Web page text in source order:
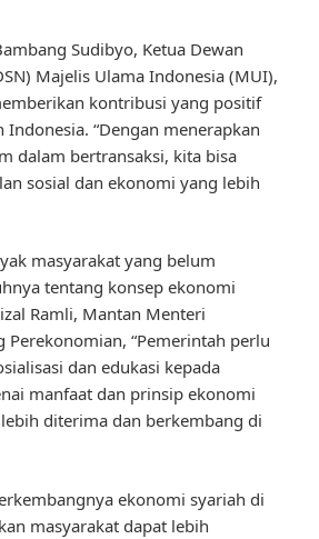
Sudibyo, Ketua Dewan
Majelis Ulama Indonesia (MUI),
kontribusi yang positif
“Dengan menerapkan
dalam bertransaksi, kita bisa
sosial dan ekonomi yang lebih
masyarakat yang belum
tentang konsep ekonomi
Ramli, Mantan Menteri
Perekonomian, “Pemerintah perlu
dan edukasi kepada
manfaat dan prinsip ekonomi
diterima dan berkembang di
ekonomi syariah di
masyarakat dapat lebih